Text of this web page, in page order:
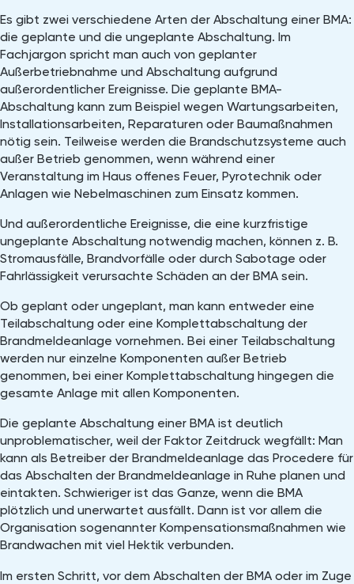
Es gibt zwei verschiedene Arten der Abschaltung einer BMA:
die geplante und die ungeplante Abschaltung. Im
Fachjargon spricht man auch von geplanter
Außerbetriebnahme und Abschaltung aufgrund
außerordentlicher Ereignisse. Die geplante BMA-
Abschaltung kann zum Beispiel wegen Wartungsarbeiten,
Installationsarbeiten, Reparaturen oder Baumaßnahmen
nötig sein. Teilweise werden die Brandschutzsysteme auch
außer Betrieb genommen, wenn während einer
Veranstaltung im Haus offenes Feuer, Pyrotechnik oder
Anlagen wie Nebelmaschinen zum Einsatz kommen.
Und außerordentliche Ereignisse, die eine kurzfristige
ungeplante Abschaltung notwendig machen, können z. B.
Stromausfälle, Brandvorfälle oder durch Sabotage oder
Fahrlässigkeit verursachte Schäden an der BMA sein.
Ob geplant oder ungeplant, man kann entweder eine
Teilabschaltung oder eine Komplettabschaltung der
Brandmeldeanlage vornehmen. Bei einer Teilabschaltung
werden nur einzelne Komponenten außer Betrieb
genommen, bei einer Komplettabschaltung hingegen die
gesamte Anlage mit allen Komponenten.
Die geplante Abschaltung einer BMA ist deutlich
unproblematischer, weil der Faktor Zeitdruck wegfällt: Man
kann als Betreiber der Brandmeldeanlage das Procedere für
das Abschalten der Brandmeldeanlage in Ruhe planen und
eintakten. Schwieriger ist das Ganze, wenn die BMA
plötzlich und unerwartet ausfällt. Dann ist vor allem die
Organisation sogenannter Kompensationsmaßnahmen wie
Brandwachen mit viel Hektik verbunden.
Im ersten Schritt, vor dem Abschalten der BMA oder im Zuge